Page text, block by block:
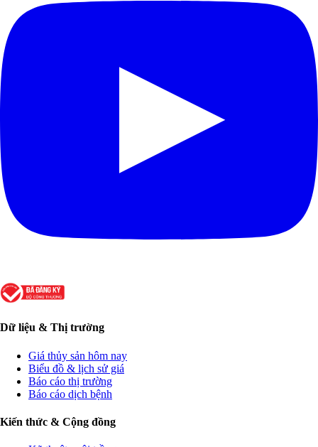
Dữ liệu & Thị trường
Giá thủy sản hôm nay
Biểu đồ & lịch sử giá
Báo cáo thị trường
Báo cáo dịch bệnh
Kiến thức & Cộng đồng